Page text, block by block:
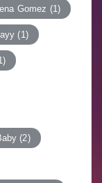
Gomez (1)
(1)
(2)